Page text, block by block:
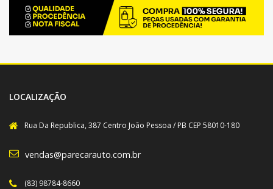
LOCALIZAÇÃO
Rua Da Republica, 387 Centro João Pessoa / PB CEP 58010-180
vendas@parecarauto.com.br
(83) 98784-8660